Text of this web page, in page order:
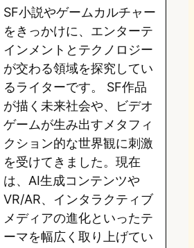
d
o
n
k
y
o
o
k
a
SF小説やゲームカルチャー
をきっかけに、エンターテ
インメントとテクノロジー
が交わる領域を探究してい
るライターです。 SF作品
が描く未来社会や、ビデオ
ゲームが生み出すメタフィ
クション的な世界観に刺激
を受けてきました。現在
は、AI生成コンテンツや
VR/AR、インタラクティブ
メディアの進化といったテ
ーマを幅広く取り上げてい